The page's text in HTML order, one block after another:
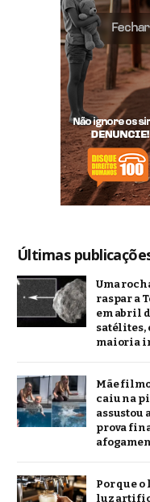
Últimas
Uma
raspar a
em abril
satélites,
maioria
Mãe
caiu na
assustou
prova
Por que
luz